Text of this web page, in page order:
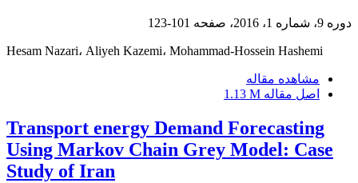
دوره 9، شماره 1، 2016، صفحه 101-123
Hesam Nazari، Aliyeh Kazemi، Mohammad-Hossein Hashemi
مشاهده مقاله
اصل مقاله 1.13 M
Transport energy Demand Forecasting
Using Markov Chain Grey Model: Case
Study of Iran